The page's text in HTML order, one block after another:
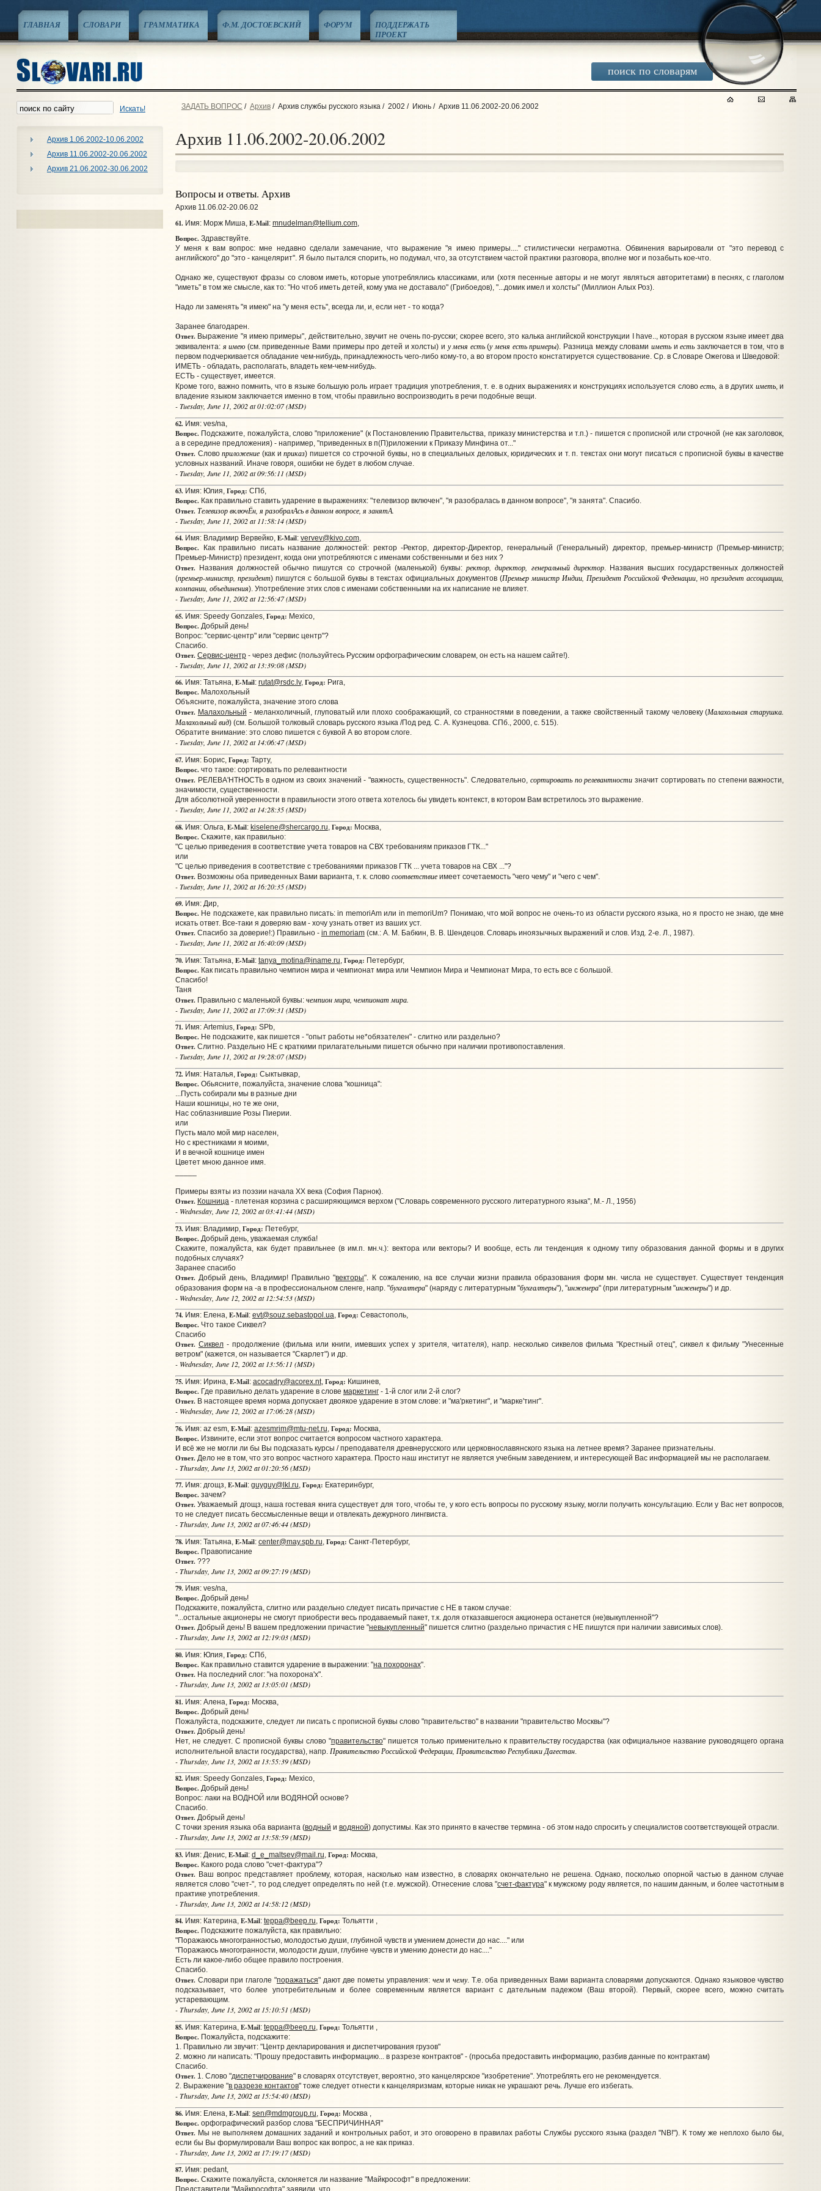
поиск по словарям
ГЛАВНАЯ СЛОВАРИ ГРАММАТИКА Ф.М. ДОСТОЕВСКИЙ ФОРУМ
ПОДДЕРЖАТЬ
ПРОЕКТ
Искать!
Архив 1.06.2002-10.06.2002
Архив 11.06.2002-20.06.2002
Архив 21.06.2002-30.06.2002
ЗАДАТЬ ВОПРОС / Архив/ Архив службы русского языка/ 2002 / Июнь/ Архив 11.06.2002-20.06.2002
Архив 11.06.2002-20.06.2002
Вопросы и ответы. Архив
Архив 11.06.02-20.06.02
61. Имя: Морж Миша, E-Mail: mnudelman@tellium.com,
Вопрос.Здравствуйте.
У меня к вам вопрос: мне недавно сделали замечание, что выражение "я имею примеры...." стилистически неграмотна. Обвинения варьировали от "это перевод с
английского" до "это - канцелярит". Я было пытался спорить, но подумал, что, за отсутствием частой практики разговора, вполне мог и позабыть кое-что.
Однако же, существуют фразы со словом иметь, которые употреблялись классиками, или (хотя песенные авторы и не могут являться авторитетами) в песнях, с глаголом
"иметь" в том же смысле, как то: "Но чтоб иметь детей, кому ума не доставало" (Грибоедов), "...домик имел и холсты" (Миллион Алых Роз).
Надо ли заменять "я имею" на "у меня есть", всегда ли, и, если нет - то когда?
Заранее благодарен.
Ответ.Выражение "я имею примеры", действительно, звучит не очень по-русски; скорее всего, это калька английской конструкции I have.., которая в русском языке имеет два
эквивалента:я имею (см. приведенные Вами примеры про детей и холсты) и у меня есть(у меня есть примеры). Разница между словами иметьиесть заключается в том, что в
первом подчеркивается обладание чем-нибудь, принадлежность чего-либо кому-то, а во втором просто констатируется существование. Ср. в Словаре Ожегова и Шведовой:
ИМЕТЬ - обладать, располагать, владеть кем-чем-нибудь.
ЕСТЬ - существует, имеется.
Кроме того, важно помнить, что в языке большую роль играет традиция употребления, т. е. в одних выражениях и конструкциях используется словоесть, а в других иметь, и
владение языком заключается именно в том, чтобы правильно воспроизводить в речи подобные вещи.
- Tuesday, June 11, 2002 at 01:02:07 (MSD)
62.Имя: ves/na,
Вопрос.Подскажите, пожалуйста, слово "приложение" (к Постановлению Правительства, приказу министерства и т.п.) - пишется с прописной или строчной (не как заголовок,
а в середине предложения) - например, "приведенных в п(П)риложении к Приказу Минфина от..."
Ответ.Словоприложение (как иприказ) пишется со строчной буквы, но в специальных деловых, юридических и т. п. текстах они могут писаться с прописной буквы в качестве
условных названий. Иначе говоря, ошибки не будет в любом случае.
- Tuesday, June 11, 2002 at 09:56:11 (MSD)
63. Имя: Юлия, Город: СПб,
Вопрос. Как правильно ставить ударение в выражениях: "телевизор включен", "я разобралась в данном вопросе", "я занята". Спасибо.
Ответ.Телевизор включЁн, я разобралАсь в данном вопросе, я занятА.
- Tuesday, June 11, 2002 at 11:58:14 (MSD)
64.Имя: Владимир Вервейко,E-Mail: vervev@kivo.com,
Вопрос.Как правильно писать название должностей: ректор -Ректор, директор-Директор, генеральный (Генеральный) директор, премьер-министр (Премьер-министр;
Премьер-Министр) президент, когда они употребляются с именами собственными и без них ?
Ответ.Названия должностей обычно пишутся со строчной (маленькой) буквы:ректор, директор, генеральный директор. Названия высших государственных должностей
(премьер-министр, президент) пишутся с большой буквы в текстах официальных документов (Премьер министр Индии, Президент Российской Феденации, нопрезидент ассоциации,
компании, объединения). Употребление этих слов с именами собственными на их написание не влияет.
- Tuesday, June 11, 2002 at 12:56:47 (MSD)
65.Имя: Speedy Gonzales,Город: Mexico,
Вопрос.Добрый день!
Вопрос: "сервис-центр" или "сервис центр"?
Спасибо.
Ответ. Сервис-центр- через дефис (пользуйтесь Русским орфографическим словарем, он есть на нашем сайте!).
- Tuesday, June 11, 2002 at 13:39:08 (MSD)
66.Имя: Татьяна,E-Mail: rutat@rsdc.lv,Город: Рига,
Вопрос.Малохольный
Объясните, пожалуйста, значение этого слова
Ответ. Малахольный - меланхоличный, глуповатый или плохо соображающий, со странностями в поведении, а также свойственный такому человеку (Малахольная старушка.
Малахольный вид) (см. Большой толковый словарь русского языка /Под ред. С. А. Кузнецова. СПб., 2000, с. 515).
Обратите внимание: это слово пишется с буквой А во втором слоге.
- Tuesday, June 11, 2002 at 14:06:47 (MSD)
67.Имя: Борис,Город: Тарту,
Вопрос.что такое: сортировать по релевантности
Ответ.РЕЛЕВА'НТНОСТЬ в одном из своих значений - "важность, существенность". Следовательно, сортировать по релевантности значит сортировать по степени важности,
значимости, существенности.
Для абсолютной уверенности в правильности этого ответа хотелось бы увидеть контекст, в котором Вам встретилось это выражение.
- Tuesday, June 11, 2002 at 14:28:35 (MSD)
68. Имя: Ольга, E-Mail: kiselene@shercargo.ru Город: Москва,
Вопрос. Скажите, как правильно:
"С целью приведения в соответствие учета товаров на СВХ требованиям приказов ГТК..."
или
"С целью приведения в соответствие с требованиями приказов ГТК ... учета товаров на СВХ ..."?
Ответ. Возможны оба приведенных Вами варианта, т. к. слово соответствиеимеет сочетаемость "чего чему" и "чего с чем".
- Tuesday, June 11, 2002 at 16:20:35 (MSD)
69.Имя: Дир,
Вопрос.Не подскажете, как правильно писать: in memoriAm или in memoriUm? Понимаю, что мой вопрос не очень-то из области русского языка, но я просто не знаю, где мне
искать ответ. Все-таки я доверяю вам - хочу узнать ответ из ваших уст.
Ответ.Спасибо за доверие!:) Правильно - in memoriam(см.: А. М. Бабкин, В. В. Шендецов. Словарь иноязычных выражений и слов. Изд. 2-е. Л., 1987).
- Tuesday, June 11, 2002 at 16:40:09 (MSD)
70.Имя: Татьяна,E-Mail: tanya_motina@iname.ru,Город: Петербург,
Вопрос.Как писать правильно чемпион мира и чемпионат мира или Чемпион Мира и Чемпионат Мира, то есть все с большой.
Спасибо!
Таня
Ответ.Правильно с маленькой буквы: чемпион мира, чемпионат мира.
- Tuesday, June 11, 2002 at 17:09:31 (MSD)
71.Имя: Artemius,Город: SPb,
Вопрос.Не подскажите, как пишется - "опыт работы не*обязателен" - слитно или раздельно?
Ответ.Слитно. Раздельно НЕ с краткими прилагательными пишется обычно при наличии противопоставления.
- Tuesday, June 11, 2002 at 19:28:07 (MSD)
72.Имя: Наталья,Город: Сыктывкар,
Вопрос.Обьясните, пожалуйста, значение слова "кошница":
...Пусть собирали мы в разные дни
Наши кошницы, но те же они,
Нас соблазнившие Розы Пиерии.
или
Пусть мало мой мир населен,
Но с крестниками я моими,
И в вечной кошнице имен
Цветет мною данное имя.
Примеры взяты из поэзии начала XX века (София Парнок).
Ответ. Кошница- плетеная корзина с расширяющимся верхом ("Словарь современного русского литературного языка", М.- Л., 1956)
- Wednesday, June 12, 2002 at 03:41:44 (MSD)
73. Имя: Владимир, Город: Петебург,
Вопрос. Добрый день, уважаемая служба!
Скажите, пожалуйста, как будет правильнее (в им.п. мн.ч.): вектора или векторы? И вообще, есть ли тенденция к одному типу образования данной формы и в других
подобных случаях?
Заранее спасибо
Ответ. Добрый день, Владимир! Правильно "векторы". К сожалению, на все случаи жизни правила образования форм мн. числа не существует. Существует тенденция
образования форм на -а в профессиональном сленге, напр. "бухгалтера" (наряду с литературным "бухгалтеры"), "инженера" (при литературным "инженеры") и др.
- Wednesday, June 12, 2002 at 12:54:53 (MSD)
74.Имя: Елена,E-Mail: evt@souz.sebastopol.ua,Город: Севастополь,
Вопрос.Что такое Сиквел?
Спасибо
Ответ. Сиквел- продолжение (фильма или книги, имевших успех у зрителя, читателя), напр. несколько сиквелов фильма "Крестный отец", сиквел к фильму "Унесенные
ветром" (кажется, он называется "Скарлет") и др.
- Wednesday, June 12, 2002 at 13:56:11 (MSD)
75.Имя: Ирина,E-Mail: acocadry@acorex.nt,Город: Кишинев,
Вопрос.Где правильно делать ударение в слове маркетинг- 1-й слог или 2-й слог?
Ответ.В настоящее время норма допускает двоякое ударение в этом слове: и "ма'ркетинг", и "марке'тинг".
- Wednesday, June 12, 2002 at 17:06:28 (MSD)
76. Имя: az esm, E-Mail: azesmrim@mtu-net.ru Город: Москва,
Вопрос. Извините, если этот вопрос считается вопросом частного характера.
И всё же не могли ли бы Вы подсказать курсы / преподавателя древнерусского или церковнославянского языка на летнее время? Заранее признательны.
Ответ. Дело не в том, что это вопрос частного характера. Просто наш институт не является учебным заведением, и интересующей Вас информацией мы не располагаем.
- Thursday, June 13, 2002 at 01:20:56 (MSD)
77.Имя: дгощз,E-Mail: guyguy@lkl.ru,Город: Eкатеринбург,
Вопрос.зачем?
Ответ.Уважаемый дгощз, наша гостевая книга существует для того, чтобы те, у кого есть вопросы по русскому языку, могли получить консультацию. Если у Вас нет вопросов,
то не следует писать бессмысленные вещи и отвлекать дежурного лингвиста.
- Thursday, June 13, 2002 at 07:46:44 (MSD)
78. Имя: Татьяна, E-Mail: center@may.spb.ru Город: Санкт-Петербург,
Вопрос. Правописание
Ответ. ???
- Thursday, June 13, 2002 at 09:27:19 (MSD)
79.Имя: ves/na,
Вопрос.Добрый день!
Подскажите, пожалуйста, слитно или раздельно следует писать причастие с НЕ в таком случае:
"...остальные акционеры не смогут приобрести весь продаваемый пакет, т.к. доля отказавшегося акционера останется (не)выкупленной"?
Ответ.Добрый день! В вашем предложении причастие "невыкупленный" пишется слитно (раздельно причастия с НЕ пишутся при наличии зависимых слов).
- Thursday, June 13, 2002 at 12:19:03 (MSD)
80.Имя: Юлия,Город: СПб,
Вопрос.Как правильно ставится ударение в выражении: "на похоронах".
Ответ.На последний слог: "на похорона'х".
- Thursday, June 13, 2002 at 13:05:01 (MSD)
81. Имя: Алена, Город: Москва,
Вопрос. Добрый день!
Пожалуйста, подскажите, следует ли писать с прописной буквы слово "правительство" в названии "правительство Москвы"?
Ответ. Добрый день!
Нет, не следует. С прописной буквы слово "правительство" пишется только применительно к правительству государства (как официальное название руководящего органа
исполнительной власти государства), напр. Правительство Российской Федерации, Правительство Республики Дагестан.
- Thursday, June 13, 2002 at 13:55:39 (MSD)
82.Имя: Speedy Gonzales,Город: Mexico,
Вопрос.Добрый день!
Вопрос: лаки на ВОДНОЙ или ВОДЯНОЙ основе?
Спасибо.
Ответ.Добрый день!
С точки зрения языка оба варианта (водный и водяной) допустимы. Как это принято в качестве термина - об этом надо спросить у специалистов соответствующей отрасли.
- Thursday, June 13, 2002 at 13:58:59 (MSD)
83. Имя: Денис, E-Mail: d_e_maltsev@mail.ru Город: Москва,
Вопрос. Какого рода слово "счет-фактура"?
Ответ. Ваш вопрос представляет проблему, которая, насколько нам известно, в словарях окончательно не решена. Однако, посколько опорной частью в данном случае
является слово "счет-", то род следует определять по ней (т.е. мужской). Отнесение слова "счет-фактура" к мужскому роду является, по нашим данным, и более частотным в
практике употребления.
- Thursday, June 13, 2002 at 14:58:12 (MSD)
84.Имя: Катерина,E-Mail: teppa@beep.ru,Город: Тольятти ,
Вопрос.Подскажите пожалуйста, как правильно:
"Поражаюсь многогранностью, молодостью души, глубиной чувств и умением донести до нас...." или
"Поражаюсь многогранности, молодости души, глубине чувств и умению донести до нас...."
Есть ли какое-либо общее правило построения.
Спасибо.
Ответ.Словари при глаголе "поражаться" дают две пометы управления: чеми чему. Т.е. оба приведенных Вами варианта словарями допускаются. Однако языковое чувство
подсказывает, что более употребительным и более современным является вариант с дательным падежом (Ваш второй). Первый, скорее всего, можно считать
устаревающим.
- Thursday, June 13, 2002 at 15:10:51 (MSD)
85.Имя: Катерина,E-Mail: teppa@beep.ru,Город: Тольятти ,
Вопрос.Пожалуйста, подскажите:
1. Правильно ли звучит: "Центр декларирования и диспетчирования грузов"
2. можно ли написать: "Прошу предоставить информацию... в разрезе контрактов" - (просьба предоставить информацию, разбив данные по контрактам)
Спасибо.
Ответ.1. Слово "диспетчирование" в словарях отсутствует, вероятно, это канцелярское "изобретение". Употреблять его не рекомендуется.
2. Выражение "в разрезе контактов" тоже следует отнести к канцеляризмам, которые никак не украшают речь. Лучше его избегать.
- Thursday, June 13, 2002 at 15:54:40 (MSD)
86. Имя: Елена, E-Mail: sen@mdmgroup.ru Город: Москва ,
Вопрос. орфографический разбор слова "БЕСПРИЧИННАЯ"
Ответ. Мы не выполняем домашних заданий и контрольных работ, и это оговорено в правилах работы Службы русского языка (раздел "NB!"). К тому же неплохо было бы,
если бы Вы формулировали Ваш вопрос как вопрос, а не как приказ.
- Thursday, June 13, 2002 at 17:19:17 (MSD)
87.Имя: pedant,
Вопрос.Скажите пожалуйста, склоняется ли название "Майкрософт" в предложении: